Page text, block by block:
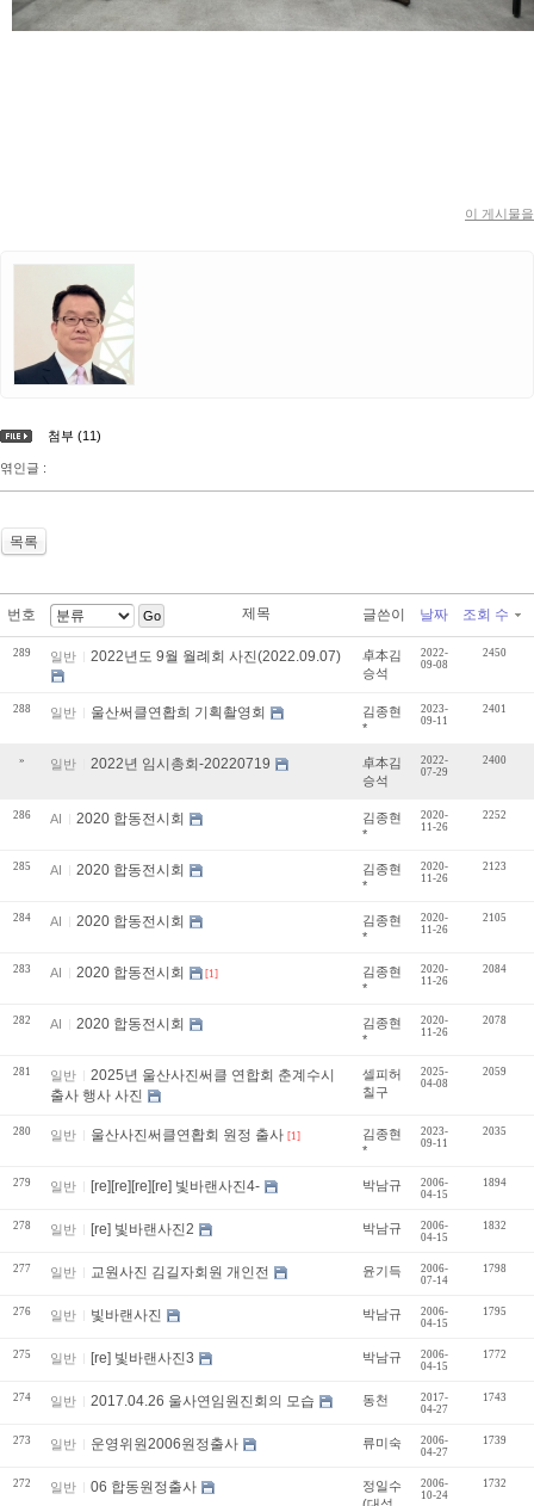
이 게시물을
첨부 (11)
엮인글 :
목록
번호 Go 제목 글쓴이 날짜 조회 수
289 일반 2022년도 9월 월례회 사진(2022.09.07)
卓本김
승석
2022-
09-08
2450
288 일반 울산써클연홥희 기획촬영회
김종현
*
2023-
09-11
2401
» 일반 2022년 임시총회-20220719
卓本김
승석
2022-
07-29
2400
286 AI 2020 합동전시회
김종현
*
2020-
11-26
2252
285 AI 2020 합동전시회
김종현
*
2020-
11-26
2123
284 AI 2020 합동전시회
김종현
*
2020-
11-26
2105
283 AI 2020 합동전시회 [1]
김종현
*
2020-
11-26
2084
282 AI 2020 합동전시회
김종현
*
2020-
11-26
2078
281 일반
2025년 울산사진써클 연합회 춘계수시
출사 행사 사진
셀피허
칠구
2025-
04-08
2059
280 일반 울산사진써클연홥회 원정 출사 [1]
김종현
*
2023-
09-11
2035
279 일반 [re][re][re][re] 빛바랜사진4- 박남규
2006-
04-15
1894
278 일반 [re] 빛바랜사진2 박남규
2006-
04-15
1832
277 일반 교원사진 김길자회원 개인전 윤기득
2006-
07-14
1798
276 일반 빛바랜사진 박남규
2006-
04-15
1795
275 일반 [re] 빛바랜사진3 박남규
2006-
04-15
1772
274 일반 2017.04.26 울사연임원진회의 모습 동천
2017-
04-27
1743
273 일반 운영위원2006원정출사 류미숙
2006-
04-27
1739
272 일반 06 합동원정출사
정일수
2006-
10-24
1732